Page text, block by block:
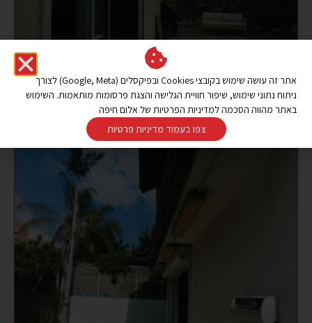
אתר זה עושה שימוש בקובצי Cookies ובפיקסלים (Google, Meta) לצורך
ניתוח נתוני שימוש, שיפור חוויית הגלישה והצגת פרסומות מותאמות. השימוש
באתר מהווה הסכמה למדיניות הפרטיות של אלום חיפה
צפו בעמוד מדיניות פרטיות